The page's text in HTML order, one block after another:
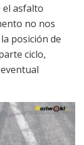
el asfalto
no nos
posición de
ciclo,